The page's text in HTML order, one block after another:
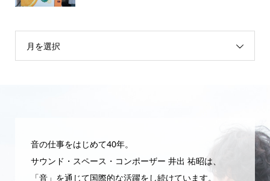
月を選択
音の仕事をはじめて40年。
サウンド・スペース・コンポーザー 井出 祐昭は、
「音」を通じて国際的な活躍をし続けています。